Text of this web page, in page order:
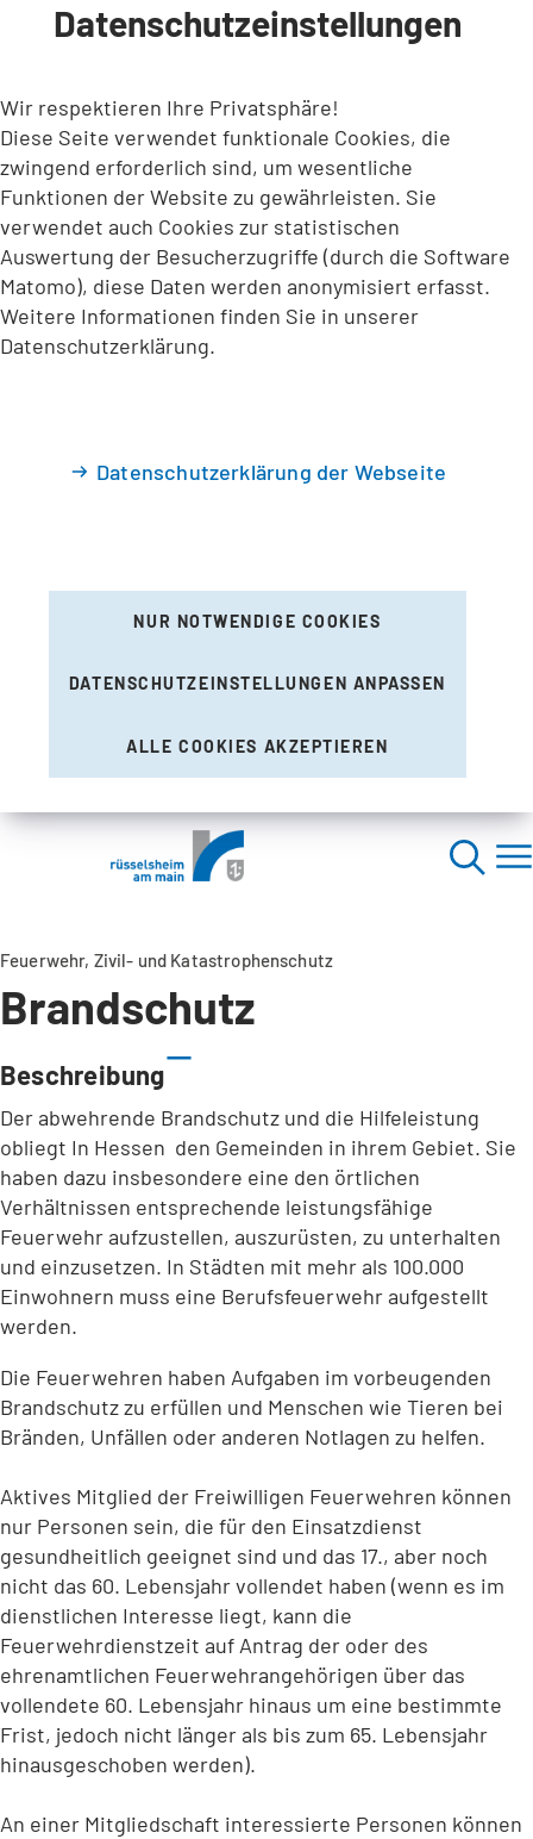
INHALT ANSPRINGEN
Datenschutzeinstellungen
Wir respektieren Ihre Privatsphäre!
Diese Seite verwendet funktionale Cookies, die
zwingend erforderlich sind, um wesentliche
Funktionen der Website zu gewährleisten. Sie
verwendet auch Cookies zur statistischen
Auswertung der Besucherzugriffe (durch die Software
Matomo), diese Daten werden anonymisiert erfasst.
Weitere Informationen finden Sie in unserer
Datenschutzerklärung.
Datenschutzerklärung der Webseite
NUR NOTWENDIGE COOKIES
DATENSCHUTZEINSTELLUNGEN ANPASSEN
ALLE COOKIES AKZEPTIEREN
Feuerwehr, Zivil- und Katastrophenschutz
Brandschutz
Beschreibung
Der abwehrende Brandschutz und die Hilfeleistung
obliegt In Hessen den Gemeinden in ihrem Gebiet. Sie
haben dazu insbesondere eine den örtlichen
Verhältnissen entsprechende leistungsfähige
Feuerwehr aufzustellen, auszurüsten, zu unterhalten
und einzusetzen. In Städten mit mehr als 100.000
Einwohnern muss eine Berufsfeuerwehr aufgestellt
werden.
Die Feuerwehren haben Aufgaben im vorbeugenden
Brandschutz zu erfüllen und Menschen wie Tieren bei
Bränden, Unfällen oder anderen Notlagen zu helfen.
Aktives Mitglied der Freiwilligen Feuerwehren können
nur Personen sein, die für den Einsatzdienst
gesundheitlich geeignet sind und das 17., aber noch
nicht das 60. Lebensjahr vollendet haben (wenn es im
dienstlichen Interesse liegt, kann die
Feuerwehrdienstzeit auf Antrag der oder des
ehrenamtlichen Feuerwehrangehörigen über das
vollendete 60. Lebensjahr hinaus um eine bestimmte
Frist, jedoch nicht länger als bis zum 65. Lebensjahr
hinausgeschoben werden).
An einer Mitgliedschaft interessierte Personen können